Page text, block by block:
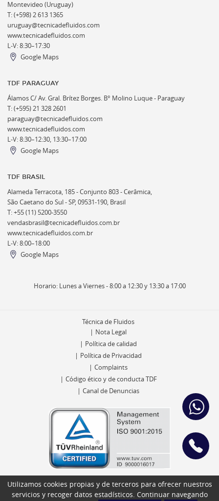
Utilizamos cookies propias y de terceros para ofrecer nuestros
servicios y recoger datos estadísticos. Continuar navegando
Montevideo (Uruguay)
T: (+598) 2 613 1365
uruguay@tecnicadefluidos.com
www.tecnicadefluidos.com
L-V: 8:30–17:30
Google Maps
TDF PARAGUAY
Álamos C/ Av. Gral. Brítez Borges. B° Molino Luque - Paraguay
T: (+595) 21 328 2601
paraguay@tecnicadefluidos.com
www.tecnicadefluidos.com
L-V: 8:30–12:30, 13:30–17:00
Google Maps
TDF BRASIL
Alameda Terracota, 185 - Conjunto 803 - Cerâmica,
São Caetano do Sul - SP, 09531-190, Brasil
T: +55 (11) 5200-3550
vendasbrasil@tecnicadefluidos.com.br
www.tecnicadefluidos.com.br
L-V: 8:00–18:00
Google Maps
Horario: Lunes a Viernes - 8:00 a 12:30 y 13:30 a 17:00
Técnica de Fluidos
Nota Legal
Política de calidad
Política de Privacidad
Complaints
Código ético y de conducta TDF
Canal de Denuncias